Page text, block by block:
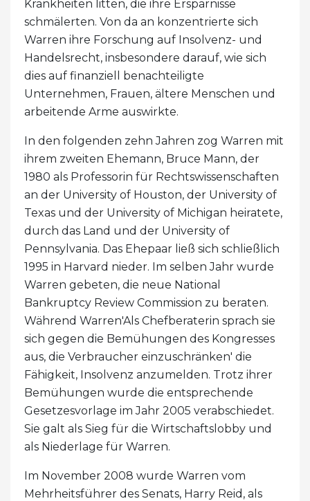
Krankheiten litten, die ihre Ersparnisse
schmälerten. Von da an konzentrierte sich
Warren ihre Forschung auf Insolvenz- und
Handelsrecht, insbesondere darauf, wie sich
dies auf finanziell benachteiligte
Unternehmen, Frauen, ältere Menschen und
arbeitende Arme auswirkte.
In den folgenden zehn Jahren zog Warren mit
ihrem zweiten Ehemann, Bruce Mann, der
1980 als Professorin für Rechtswissenschaften
an der University of Houston, der University of
Texas und der University of Michigan heiratete,
durch das Land und der University of
Pennsylvania. Das Ehepaar ließ sich schließlich
1995 in Harvard nieder. Im selben Jahr wurde
Warren gebeten, die neue National
Bankruptcy Review Commission zu beraten.
Während Warren'Als Chefberaterin sprach sie
sich gegen die Bemühungen des Kongresses
aus, die Verbraucher einzuschränken' die
Fähigkeit, Insolvenz anzumelden. Trotz ihrer
Bemühungen wurde die entsprechende
Gesetzesvorlage im Jahr 2005 verabschiedet.
Sie galt als Sieg für die Wirtschaftslobby und
als Niederlage für Warren.
Im November 2008 wurde Warren vom
Mehrheitsführer des Senats, Harry Reid, als